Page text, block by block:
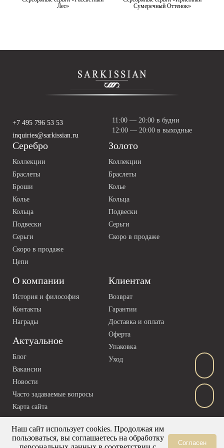
Лес»
Сумеречный Оттенок»
О компании
История и философия
Контакты
Награды
Актуальное
Блог
Вакансии
Новости
Часто задаваемые вопросы
Карта сайта
Клиентам
Возврат
Гарантии
Доставка и оплата
Оферта
Упаковка
Уход
Серебро
Коллекции
Браслеты
Броши
Колье
Кольца
Подвески
Серьги
Скоро в продаже
Цепи
Золото
Коллекции
Браслеты
Колье
Кольца
Подвески
Серьги
Скоро в продаже
+7 495 796 53 53
inquiries@sarkissian.ru
11:00 — 20:00 в будни
12:00 — 20:00 в выходные
Наш сайт использует cookies. Продолжая им
пользоваться, вы соглашаетесь на обработку
Согласен